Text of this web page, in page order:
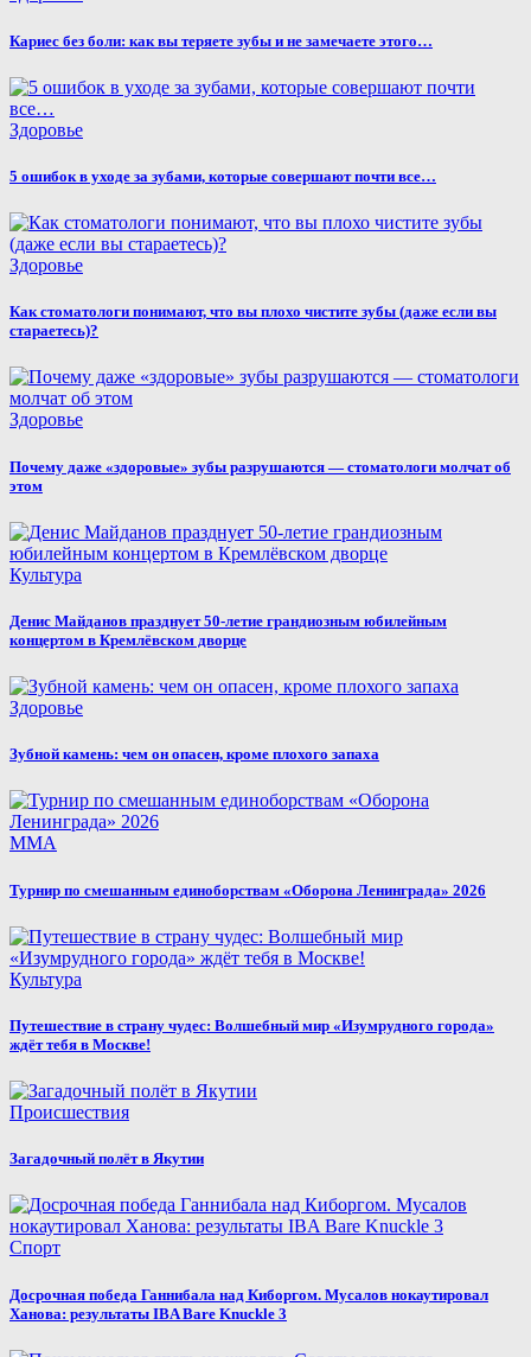
Кариес без боли: как вы теряете зубы и не замечаете этого…
Здоровье
5 ошибок в уходе за зубами, которые совершают почти все…
Здоровье
Как стоматологи понимают, что вы плохо чистите зубы (даже если вы
стараетесь)?
Здоровье
Почему даже «здоровые» зубы разрушаются — стоматологи молчат об
этом
Культура
Денис Майданов празднует 50-летие грандиозным юбилейным
концертом в Кремлёвском дворце
Здоровье
Зубной камень: чем он опасен, кроме плохого запаха
MMA
Турнир по смешанным единоборствам «Оборона Ленинграда» 2026
Культура
Путешествие в страну чудес: Волшебный мир «Изумрудного города»
ждёт тебя в Москве!
Происшествия
Загадочный полёт в Якутии
Спорт
Досрочная победа Ганнибала над Киборгом. Мусалов нокаутировал
Ханова: результаты IBA Bare Knuckle 3